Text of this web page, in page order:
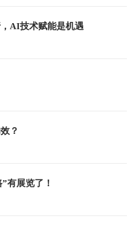
AI技术赋能是机遇
？
有展览了！